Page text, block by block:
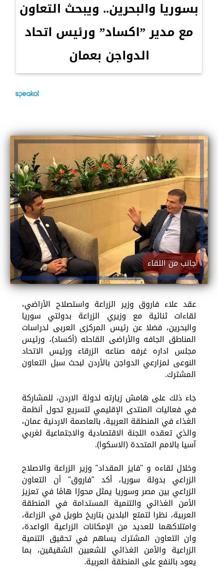
بسوريا والبحرين.. ويبحث التعاون
مع مدير ”اكساد” ورئيس اتحاد
الدواجن بعمان
جانب من اللقاء
عقد علاء فاروق وزير الزراعة واستصلاح الأراضي،
لقاءات ثنائية مع وزيري الزراعة بدولتي سوريا
والبحرين، فضلا عن رئيس المركزى العربى لدراسات
المناطق الجافه والأراضى القاحله (أكساد)، ورئيس
مجلس اداره غرفه صناعه الزرقاء ورئيس الاتحاد
النوعى لمزارعي الدواجن بالأردن لبحث سبل التعاون
المشترك.
جاء ذلك على هامش زيارته لدولة الاردن، للمشاركة
في فعاليات المنتدى الإقليمي لتسريع تحول أنظمة
الغذاء في المنطقة العربية، بالعاصمة الاردنية عمان،
والذي تعقده اللجنة الاقتصادية والاجتماعية لغربي
آسيا بالامم المتحدة (الاسكوا).
وخلال لقاءه و "فايز المقداد" وزير الزراعة والاصلاح
الزراعي بدولة سوريا، أكد "فاروق" أن التعاون
الزراعي بين مصر وسوريا يمثل محورًا هامًا في تعزيز
الأمن الغذائي والتنمية المستدامة في المنطقة
العربية، نظرا لتمتع البلدين بتاريخ طويل في الزراعة،
وامتلاكهما للعديد من الإمكانات الزراعية الواعدة،
وان التعاون المشترك يساهم في تحقيق التنمية
الزراعية والأمن الغذائي للشعبين الشقيقين، بما
يعود بالنفع على المنطقة العربية.